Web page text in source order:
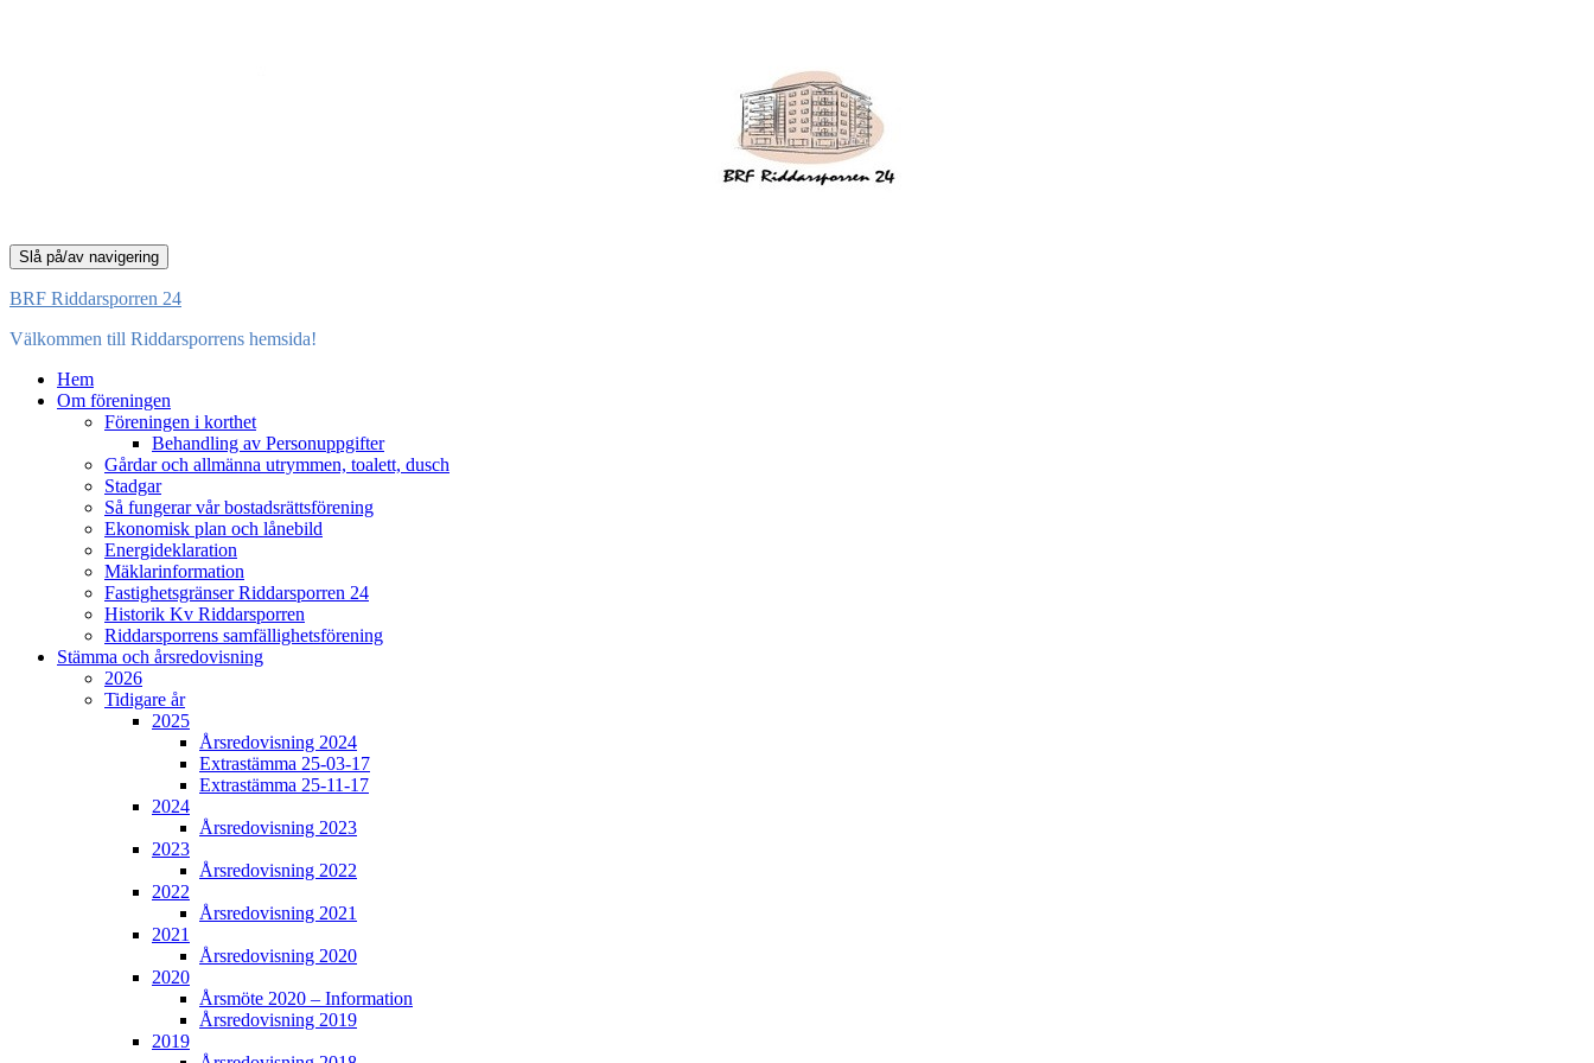
Slå på/av navigering
BRF Riddarsporren 24
Välkommen till Riddarsporrens hemsida!
Hem
Om föreningen
Föreningen i korthet
Behandling av Personuppgifter
Gårdar och allmänna utrymmen, toalett, dusch
Stadgar
Så fungerar vår bostadsrättsförening
Ekonomisk plan och lånebild
Energideklaration
Mäklarinformation
Fastighetsgränser Riddarsporren 24
Historik Kv Riddarsporren
Riddarsporrens samfällighetsförening
Stämma och årsredovisning
2026
Tidigare år
2025
Årsredovisning 2024
Extrastämma 25-03-17
Extrastämma 25-11-17
2024
Årsredovisning 2023
2023
Årsredovisning 2022
2022
Årsredovisning 2021
2021
Årsredovisning 2020
2020
Årsmöte 2020 – Information
Årsredovisning 2019
2019